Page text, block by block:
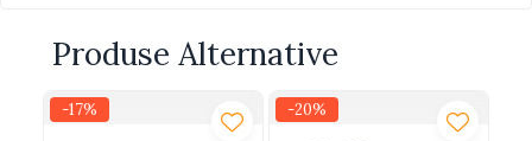
Produse Alternative
-17% -20%